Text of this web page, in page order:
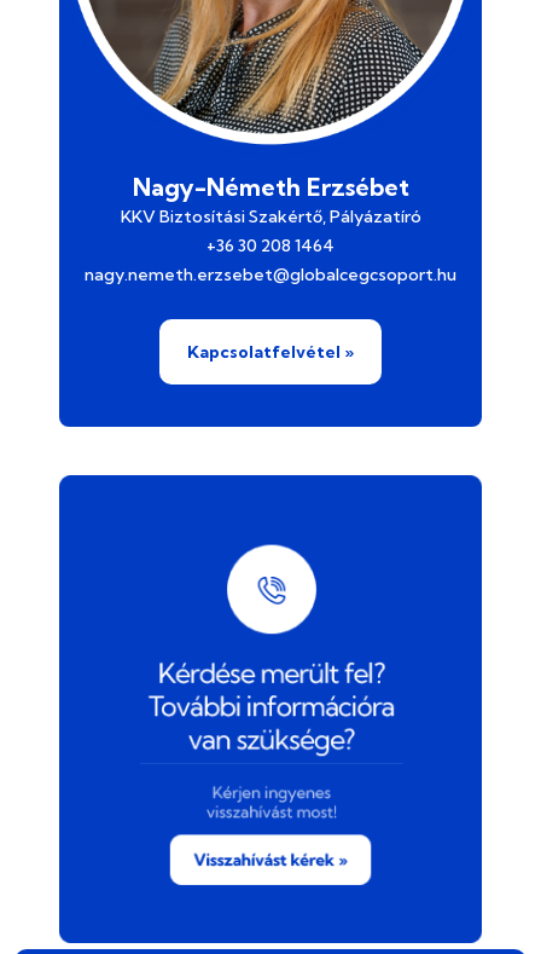
Nagy-Németh Erzsébet
KKV Biztosítási Szakértő, Pályázatíró
+36 30 208 1464
nagy.nemeth.erzsebet@globalcegcsoport.hu
Kapcsolatfelvétel »